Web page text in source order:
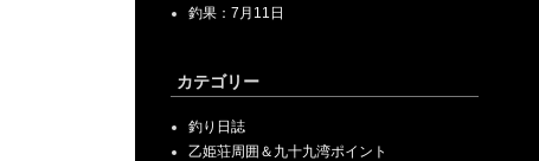
釣果：7月11日
カテゴリー
釣り日誌
乙姫荘周囲＆九十九湾ポイント